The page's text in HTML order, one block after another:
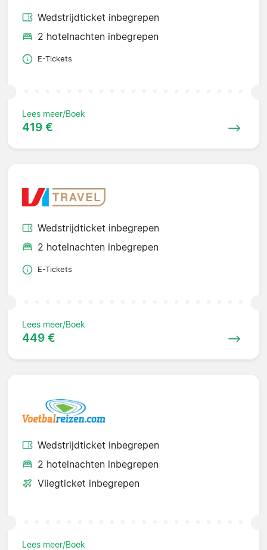
Wedstrijdticket inbegrepen
2 hotelnachten inbegrepen
E-Tickets
Lees meer/Boek
419 €
Wedstrijdticket inbegrepen
2 hotelnachten inbegrepen
E-Tickets
Lees meer/Boek
449 €
Wedstrijdticket inbegrepen
2 hotelnachten inbegrepen
Vliegticket inbegrepen
Lees meer/Boek